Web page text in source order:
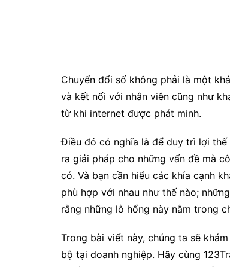
Chuyển đổi số không phải là một
và kết nối với nhân viên cũng như
từ khi internet được phát minh.
Điều đó có nghĩa là để duy trì lợi
ra giải pháp cho những vấn đề mà
có. Và bạn cần hiểu các khía cạnh
phù hợp với nhau như thế nào;
rằng những lỗ hổng này nằm trong
Trong bài viết này, chúng ta sẽ
bộ tại doanh nghiệp. Hãy cùng